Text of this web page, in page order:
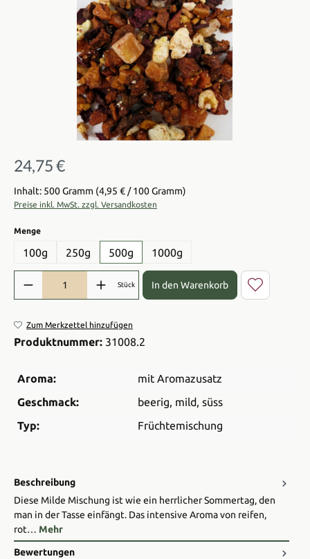
Regulärer Preis:
24,75 €
Inhalt: 500 Gramm (4,95 € / 100 Gramm)
Preise inkl. MwSt. zzgl. Versandkosten
Mengeauswählen
100g 250g 500g 1000g
Produkt Anzahl: Gib den gewünschten Wert ein oder benutze die
Stück In den Warenkorb
Zum Merkzettel hinzufügen
Produktnummer: 31008.2
Aroma:
mit Aromazusatz
Geschmack:
beerig, mild, süss
Typ:
Früchtemischung
Beschreibung
Diese Milde Mischung ist wie ein herrlicher Sommertag, den
man in der Tasse einfängt. Das intensive Aroma von reifen,
rot… Mehr
Bewertungen